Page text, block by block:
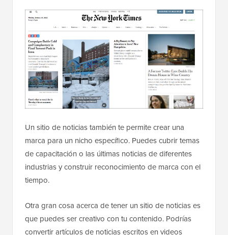
Un sitio de noticias también te permite crear una
marca para un nicho específico. Puedes cubrir temas
de capacitación o las últimas noticias de diferentes
industrias y construir reconocimiento de marca con el
tiempo.
Otra gran cosa acerca de tener un sitio de noticias es
que puedes ser creativo con tu contenido. Podrías
convertir artículos de noticias escritos en videos